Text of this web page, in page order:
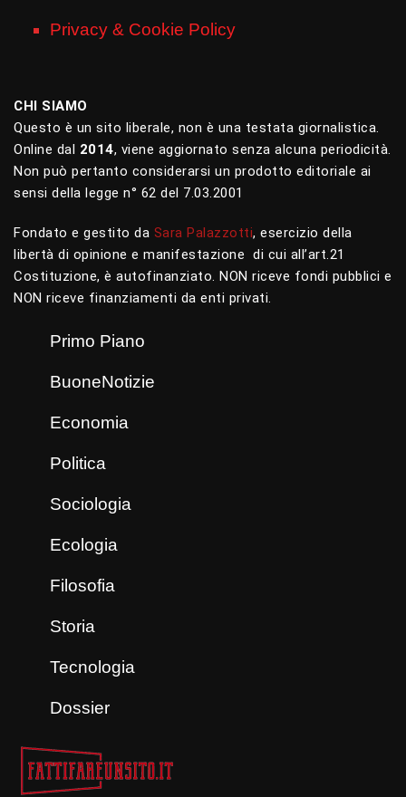
Privacy & Cookie Policy
CHI SIAMO
Questo è un sito liberale, non è una testata giornalistica.
Online dal 2014, viene aggiornato senza alcuna periodicità.
Non può pertanto considerarsi un prodotto editoriale ai
sensi della legge n° 62 del 7.03.2001
Fondato e gestito da Sara Palazzotti, esercizio della
libertà di opinione e manifestazione di cui all’art.21
Costituzione, è autofinanziato. NON riceve fondi pubblici e
NON riceve finanziamenti da enti privati.
Primo Piano
BuoneNotizie
Economia
Politica
Sociologia
Ecologia
Filosofia
Storia
Tecnologia
Dossier